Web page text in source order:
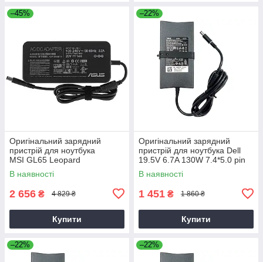
–45%
Оригінальний зарядний
пристрій для ноутбука
MSI GL65 Leopard
В наявності
2 656 ₴ 4 829 ₴
Купити
–22%
Оригінальний зарядний
пристрій для ноутбука Dell
19.5V 6.7A 130W 7.4*5.0 pin
Slim (PA-4E)
В наявності
1 451 ₴ 1 860 ₴
Купити
–22% –22%